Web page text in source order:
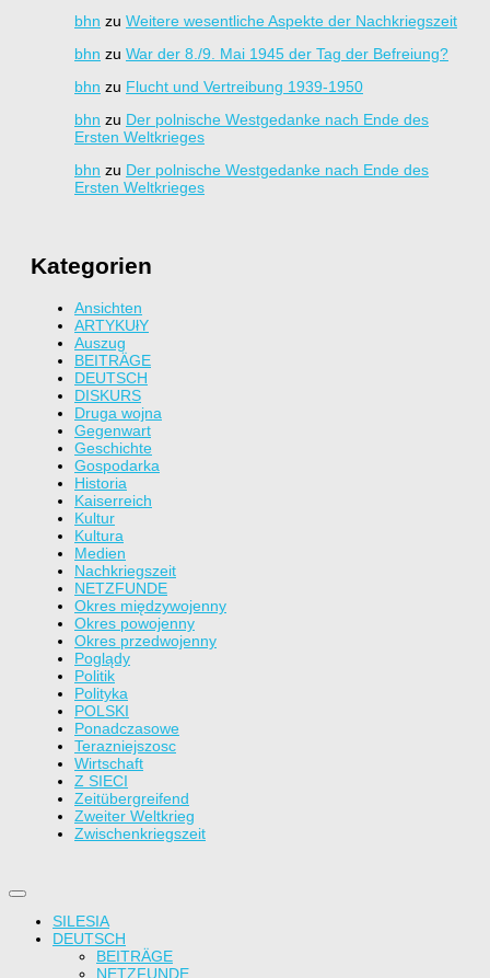
bhn zu Weitere wesentliche Aspekte der Nachkriegszeit
bhn zu War der 8./9. Mai 1945 der Tag der Befreiung?
bhn zu Flucht und Vertreibung 1939-1950
bhn zu Der polnische Westgedanke nach Ende des
Ersten Weltkrieges
bhn zu Der polnische Westgedanke nach Ende des
Ersten Weltkrieges
Kategorien
Ansichten
ARTYKUłY
Auszug
BEITRÄGE
DEUTSCH
DISKURS
Druga wojna
Gegenwart
Geschichte
Gospodarka
Historia
Kaiserreich
Kultur
Kultura
Medien
Nachkriegszeit
NETZFUNDE
Okres międzywojenny
Okres powojenny
Okres przedwojenny
Poglądy
Politik
Polityka
POLSKI
Ponadczasowe
Terazniejszosc
Wirtschaft
Z SIECI
Zeitübergreifend
Zweiter Weltkrieg
Zwischenkriegszeit
SILESIA
DEUTSCH
BEITRÄGE
NETZFUNDE